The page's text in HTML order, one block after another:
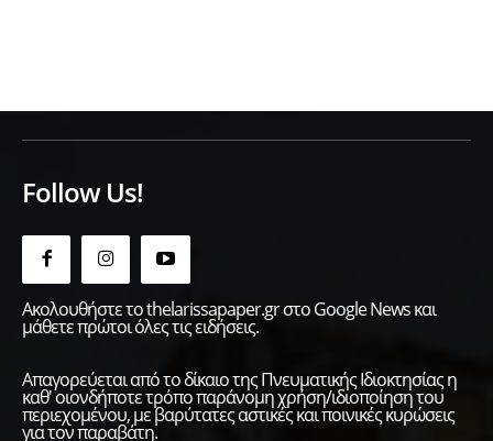
Follow Us!
Ακολουθήστε το thelarissapaper.gr στο Google News και
μάθετε πρώτοι όλες τις ειδήσεις.
Απαγορεύεται από το δίκαιο της Πνευματικής Ιδιοκτησίας η
καθ' οιονδήποτε τρόπο παράνομη χρήση/ιδιοποίηση του
περιεχομένου, με βαρύτατες αστικές και ποινικές κυρώσεις
για τον παραβάτη.